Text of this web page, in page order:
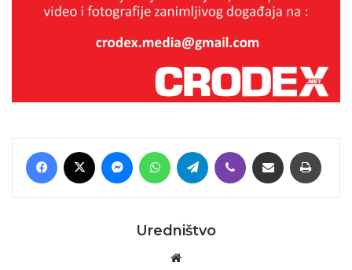
Facebook MessengerWhatsAppTelegram Viber Podijeli putem E-maila
Uredništvo